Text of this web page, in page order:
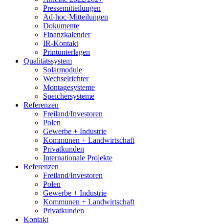
Pressemitteilungen
Ad-hoc-Mitteilungen
Dokumente
Finanzkalender
IR-Kontakt
Printunterlagen
Qualitätssystem
Solarmodule
Wechselrichter
Montagesysteme
Speichersysteme
Referenzen
Freiland/Investoren
Polen
Gewerbe + Industrie
Kommunen + Landwirtschaft
Privatkunden
Internationale Projekte
Referenzen
Freiland/Investoren
Polen
Gewerbe + Industrie
Kommunen + Landwirtschaft
Privatkunden
Kontakt